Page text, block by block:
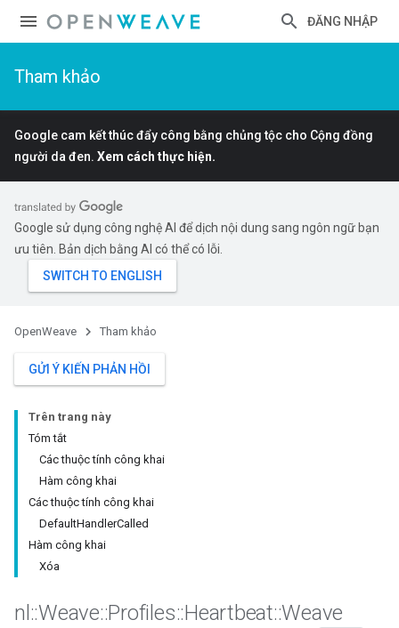
ĐĂNG NHẬP
Tham khảo
Google cam kết thúc đẩy công bằng chủng tộc cho Cộng đồng
người da đen. Xem cách thực hiện.
Google sử dụng công nghệ AI để dịch nội dung sang ngôn ngữ bạn
ưu tiên. Bản dịch bằng AI có thể có lỗi.
OpenWeave Tham khảo
GỬI Ý KIẾN PHẢN HỒI
Trên trang này
Tóm tắt
Các thuộc tính công khai
Hàm công khai
Các thuộc tính công khai
DefaultHandlerCalled
Hàm công khai
Xóa
nl ::Weave::Profiles::Heartbeat::Weave